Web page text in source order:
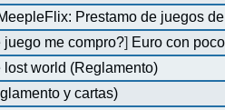
Prestamo de juegos
me compro?] Euro con
lost world (Reglamento)
y cartas)